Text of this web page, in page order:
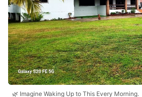
🌿 Imagine Waking Up to This Every Morning.